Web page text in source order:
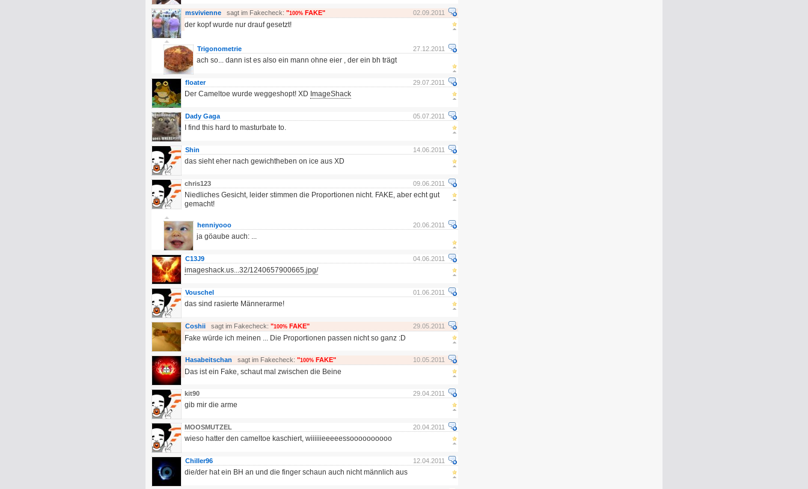
02.09.2011
msvivienne sagt im Fakecheck: "100% FAKE"
der kopf wurde nur drauf gesetzt!
27.12.2011
Trigonometrie
ach so... dann ist es also ein mann ohne eier , der ein bh trägt
29.07.2011
floater
Der Cameltoe wurde weggeshopt! XD ImageShack
05.07.2011
Dady Gaga
I find this hard to masturbate to.
14.06.2011
Shin
das sieht eher nach gewichtheben on ice aus XD
09.06.2011
chris123
Niedliches Gesicht, leider stimmen die Proportionen nicht. FAKE, aber echt gut
gemacht!
20.06.2011
henniyooo
ja göaube auch: ...
04.06.2011
C13J9
imageshack.us...32/1240657900665.jpg/
01.06.2011
Vouschel
das sind rasierte Männerarme!
29.05.2011
Coshii sagt im Fakecheck: "100% FAKE"
Fake würde ich meinen ... Die Proportionen passen nicht so ganz :D
10.05.2011
Hasabeitschan sagt im Fakecheck: "100% FAKE"
Das ist ein Fake, schaut mal zwischen die Beine
29.04.2011
kit90
gib mir die arme
20.04.2011
MOOSMUTZEL
wieso hatter den cameltoe kaschiert, wiiiiiieeeeessoooooooooo
12.04.2011
Chiller96
die/der hat ein BH an und die finger schaun auch nicht männlich aus